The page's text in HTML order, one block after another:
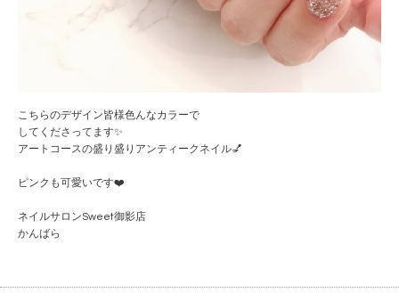
こちらのデザイン皆様色んなカラーで
してくださってます✨
アートコースの盛り盛りアンティークネイル💅
ピンクも可愛いです❤️
ネイルサロンSweet御影店
かんばら